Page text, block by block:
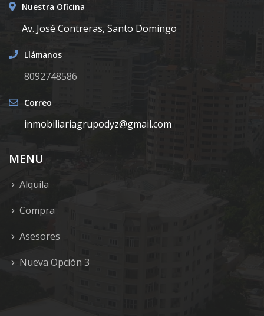
Nuestra Oficina
Av. José Contreras, Santo Domingo
Llámanos
8092748586
Correo
inmobiliariagrupodyz@gmail.com
MENU
Alquila
Compra
Asesores
Nueva Opción 3